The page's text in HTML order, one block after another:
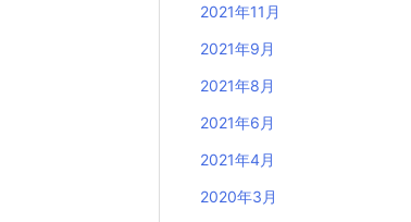
2021年11月
2021年9月
2021年8月
2021年6月
2021年4月
2020年3月